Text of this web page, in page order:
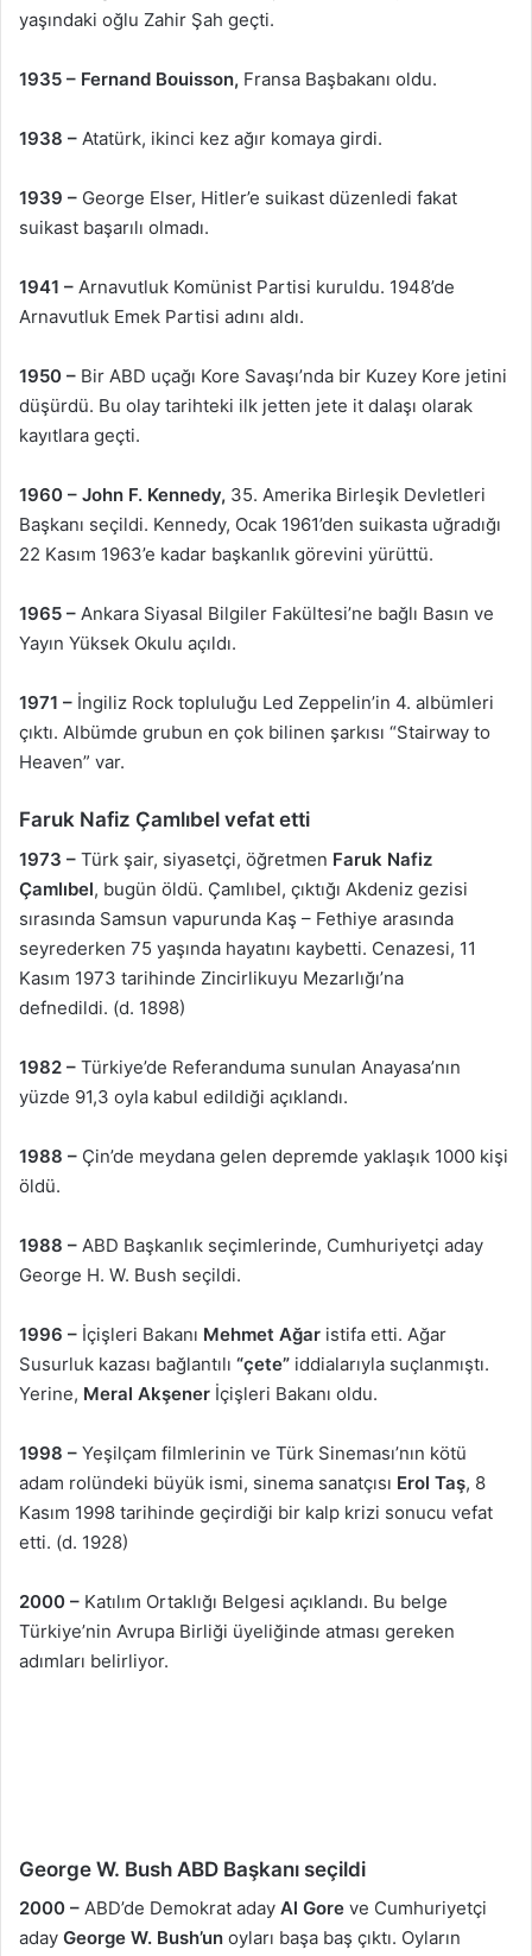
yaşındaki oğlu Zahir Şah geçti.
1935 – Fernand Bouisson, Fransa Başbakanı oldu.
1938 – Atatürk, ikinci kez ağır komaya girdi.
1939 – George Elser, Hitler’e suikast düzenledi fakat
suikast başarılı olmadı.
1941 – Arnavutluk Komünist Partisi kuruldu. 1948’de
Arnavutluk Emek Partisi adını aldı.
1950 – Bir ABD uçağı Kore Savaşı’nda bir Kuzey Kore jetini
düşürdü. Bu olay tarihteki ilk jetten jete it dalaşı olarak
kayıtlara geçti.
1960 – John F. Kennedy, 35. Amerika Birleşik Devletleri
Başkanı seçildi. Kennedy, Ocak 1961’den suikasta uğradığı
22 Kasım 1963’e kadar başkanlık görevini yürüttü.
1965 – Ankara Siyasal Bilgiler Fakültesi’ne bağlı Basın ve
Yayın Yüksek Okulu açıldı.
1971 – İngiliz Rock topluluğu Led Zeppelin’in 4. albümleri
çıktı. Albümde grubun en çok bilinen şarkısı “Stairway to
Heaven” var.
Faruk Nafiz Çamlıbel vefat etti
1973 – Türk şair, siyasetçi, öğretmen Faruk Nafiz
Çamlıbel, bugün öldü. Çamlıbel, çıktığı Akdeniz gezisi
sırasında Samsun vapurunda Kaş – Fethiye arasında
seyrederken 75 yaşında hayatını kaybetti. Cenazesi, 11
Kasım 1973 tarihinde Zincirlikuyu Mezarlığı’na
defnedildi. (d. 1898)
1982 – Türkiye’de Referanduma sunulan Anayasa’nın
yüzde 91,3 oyla kabul edildiği açıklandı.
1988 – Çin’de meydana gelen depremde yaklaşık 1000 kişi
öldü.
1988 – ABD Başkanlık seçimlerinde, Cumhuriyetçi aday
George H. W. Bush seçildi.
1996 – İçişleri Bakanı Mehmet Ağar istifa etti. Ağar
Susurluk kazası bağlantılı “çete” iddialarıyla suçlanmıştı.
Yerine, Meral Akşener İçişleri Bakanı oldu.
1998 – Yeşilçam filmlerinin ve Türk Sineması’nın kötü
adam rolündeki büyük ismi, sinema sanatçısı Erol Taş, 8
Kasım 1998 tarihinde geçirdiği bir kalp krizi sonucu vefat
etti. (d. 1928)
2000 – Katılım Ortaklığı Belgesi açıklandı. Bu belge
Türkiye’nin Avrupa Birliği üyeliğinde atması gereken
adımları belirliyor.
George W. Bush ABD Başkanı seçildi
2000 – ABD’de Demokrat aday Al Gore ve Cumhuriyetçi
aday George W. Bush’un oyları başa baş çıktı. Oyların